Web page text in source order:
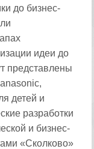
до бизнес-
идеи до
представлены
детей и
разработки
и бизнес-
«Сколково»